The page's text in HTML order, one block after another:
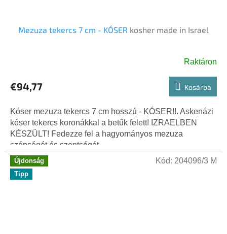
Mezuza tekercs 7 cm - KÓSER kosher made in Israel
Raktáron
€94,77 Kosárba
Kóser mezuza tekercs 7 cm hosszú - KÓSER!!. Askenázi
kóser tekercs koronákkal a betűk felett! IZRAELBEN
KÉSZÜLT! Fedezze fel a hagyományos mezuza
szépségét és szentségét...
Újdonság
Tipp
Kód: 204096/3 M